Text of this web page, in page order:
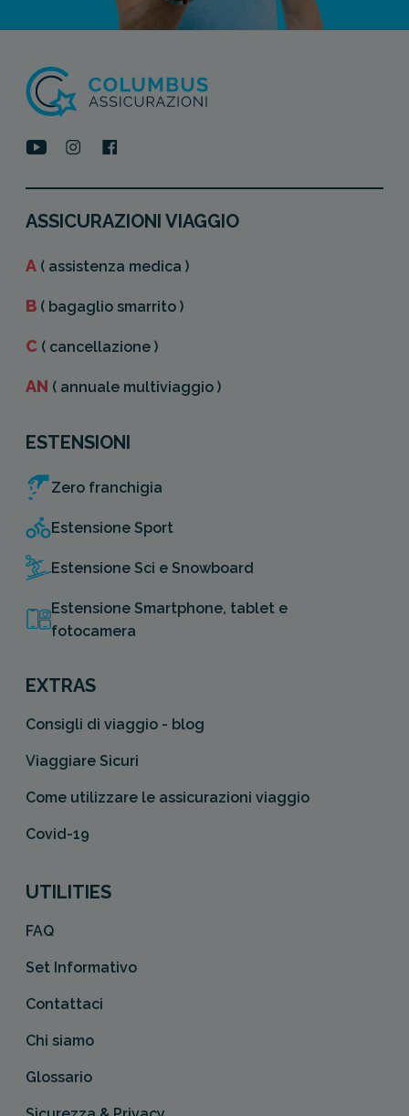
ASSICURAZIONI VIAGGIO
A ( assistenza medica )
B ( bagaglio smarrito )
C ( cancellazione )
AN ( annuale multiviaggio )
ESTENSIONI
Zero franchigia
Estensione Sport
Estensione Sci e Snowboard
Estensione Smartphone, tablet e
fotocamera
EXTRAS
Consigli di viaggio - blog
Viaggiare Sicuri
Come utilizzare le assicurazioni viaggio
Covid-19
UTILITIES
FAQ
Set Informativo
Contattaci
Chi siamo
Glossario